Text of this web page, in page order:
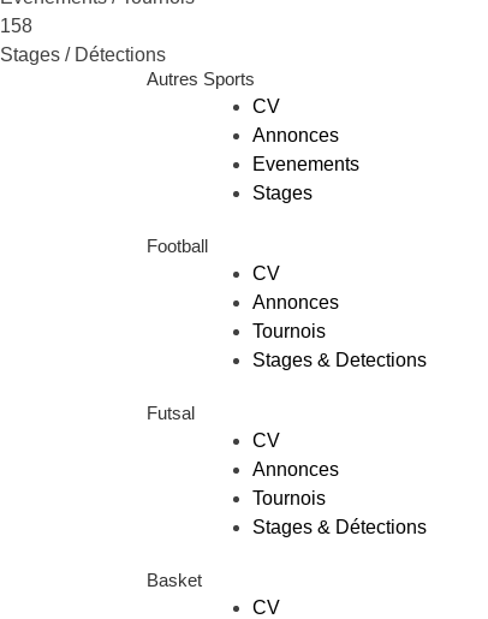
158
Stages / Détections
Autres Sports
CV
Annonces
Evenements
Stages
Football
CV
Annonces
Tournois
Stages & Detections
Futsal
CV
Annonces
Tournois
Stages & Détections
Basket
CV